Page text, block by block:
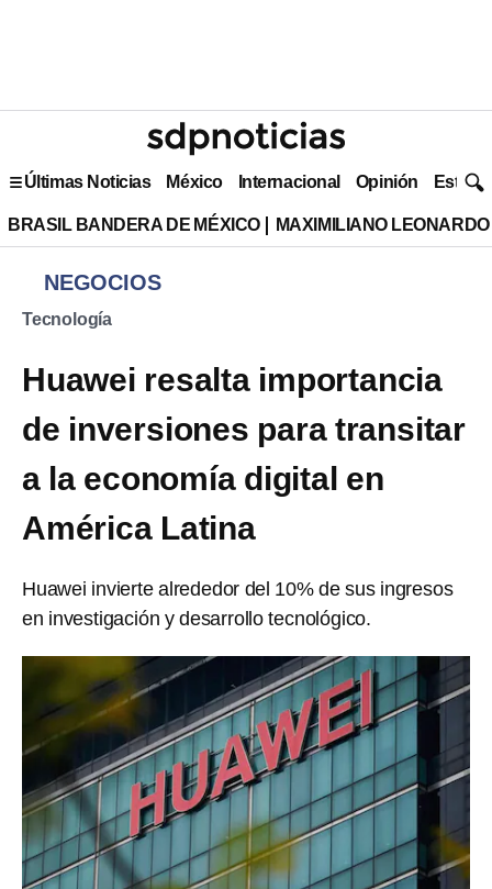
Últimas Noticias México Internacional Opinión Estilo
BRASIL BANDERA DE MÉXICO MAXIMILIANO
NEGOCIOS
Tecnología
Huawei resalta importancia
de inversiones para transitar
a la economía digital en
América Latina
Huawei invierte alrededor del 10% de sus ingresos
en investigación y desarrollo tecnológico.